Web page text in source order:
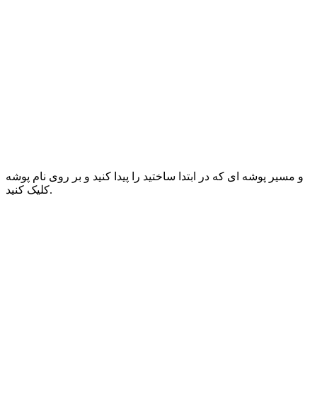
و مسیر پوشه ای که در ابتدا ساختید را پیدا کنید و بر روی نام پوشه
کلیک کنید.